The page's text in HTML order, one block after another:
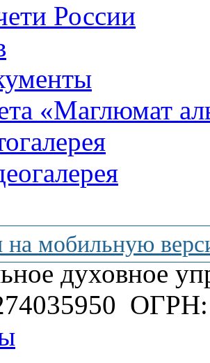
России
«Маглюмат
на мобильную
духовное
ОГРН: